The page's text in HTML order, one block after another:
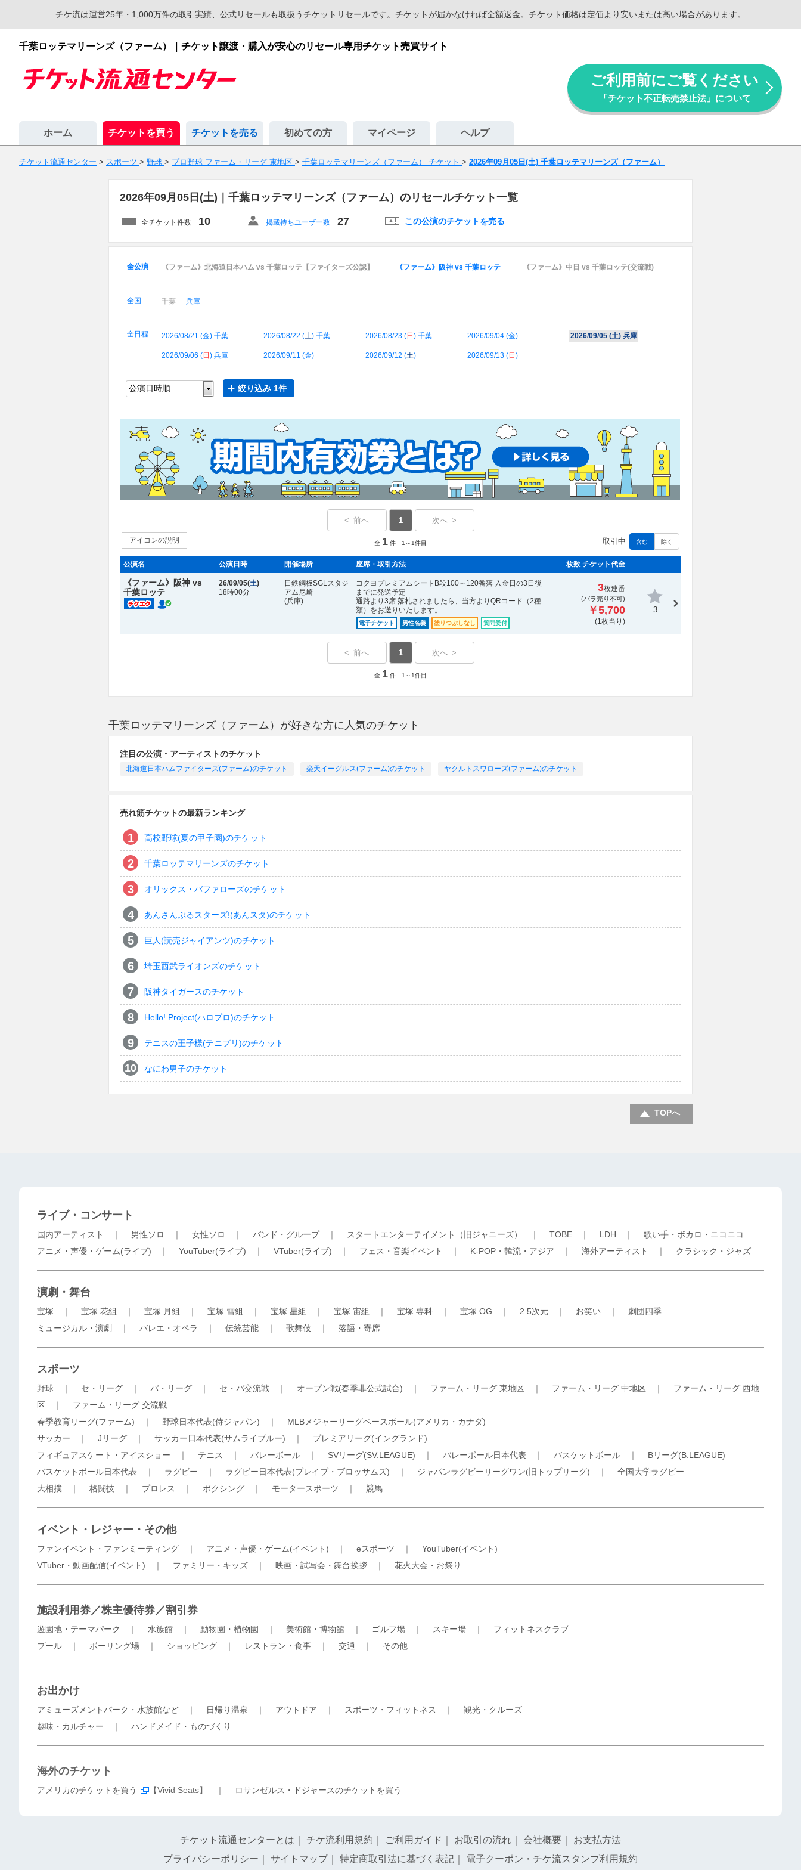
チケ流は運営25年・1,000万件の取引実績、公式リセールも取扱うチケットリセールです。チケットが届かなければ全額返金。チケット価格は定価より安いまたは高い場合があります。
千葉ロッテマリーンズ（ファーム）｜チケット譲渡・購入が安心のリセール専用チケット売買サイト
ご利用前にご覧ください
「チケット不正転売禁止法」について
ホーム チケットを買う チケットを売る 初めての方 マイページ ヘルプ
チケット流通センター > スポーツ > 野球 > プロ野球 ファーム・リーグ 東地区 > 千葉ロッテマリーンズ（ファーム） チケット > 2026年09月05日(土) 千葉ロッテマリーンズ（ファーム）
2026年09月05日(土)｜千葉ロッテマリーンズ（ファーム）のリセールチケット一覧
全チケット件数 10 掲載待ちユーザー数 27 この公演のチケットを売る
全公演 《ファーム》北海道日本ハム vs 千葉ロッテ【ファイターズ公認】 《ファーム》阪神 vs 千葉ロッテ 《ファーム》中日 vs 千葉ロッテ(交流戦)
全国 千葉 兵庫
全日程 2026/08/21 (金) 千葉 2026/08/22 (土) 千葉 2026/08/23 (日 ) 千葉 2026/09/04 (金) 2026/09/05 (土) 兵庫
2026/09/06 (日 ) 兵庫 2026/09/11 (金) 2026/09/12 (土) 2026/09/13 (日 )
絞り込み 1件
アイコンの説明 取引中 含む 除く
< 前へ 1 次へ >
全 1 件 1～1件目
公演名 公演日時 開催場所 座席・取引方法 枚数 チケット代金
《ファーム》阪神 vs
千葉ロッテ
26/09/05(土)
18時00分
日鉄鋼板SGLスタジ
アム尼崎
(兵庫)
コクヨプレミアムシートB段100～120番落 入金日の3日後
までに発送予定
通路より3席 落札されましたら、当方よりQRコード（2種
類）をお送りいたします。...
電子チケット 男性名義 塗りつぶしなし 質問受付
3枚連番
(バラ売り不可)
￥5,700
(1枚当り)
3
< 前へ 1 次へ >
全 1 件 1～1件目
千葉ロッテマリーンズ（ファーム）が好きな方に人気のチケット
注目の公演・アーティストのチケット
北海道日本ハムファイターズ(ファーム)のチケット 楽天イーグルス(ファーム)のチケット ヤクルトスワローズ(ファーム)のチケット
売れ筋チケットの最新ランキング
高校野球(夏の甲子園)のチケット
千葉ロッテマリーンズのチケット
オリックス・バファローズのチケット
あんさんぶるスターズ!(あんスタ)のチケット
巨人(読売ジャイアンツ)のチケット
埼玉西武ライオンズのチケット
阪神タイガースのチケット
Hello! Project(ハロプロ)のチケット
テニスの王子様(テニプリ)のチケット
なにわ男子のチケット
TOPへ
ライブ・コンサート
国内アーティスト ｜ 男性ソロ ｜ 女性ソロ ｜ バンド・グループ｜ スタートエンターテイメント（旧ジャニーズ） ｜ TOBE ｜ LDH ｜ 歌い手・ボカロ・ニコニコ
アニメ・声優・ゲーム(ライブ) ｜ YouTuber(ライブ) ｜ VTuber(ライブ) ｜ フェス・音楽イベント ｜ K-POP・韓流・アジア ｜ 海外アーティスト ｜ クラシック・ジャズ
演劇・舞台
宝塚 ｜ 宝塚 花組 ｜ 宝塚 月組 ｜ 宝塚 雪組 ｜ 宝塚 星組 ｜ 宝塚 宙組 ｜ 宝塚 専科 ｜ 宝塚 OG ｜ 2.5次元 ｜ お笑い ｜ 劇団四季
ミュージカル・演劇
｜ バレエ・オペラ ｜ 伝統芸能 ｜ 歌舞伎 ｜ 落語・寄席
スポーツ
野球 ｜ セ・リーグ ｜ パ・リーグ ｜ セ・パ交流戦 ｜ オープン戦(春季非公式試合) ｜ ファーム・リーグ 東地区 ｜ ファーム・リーグ 中地区 ｜ ファーム・リーグ 西地
区 ｜ ファーム・リーグ 交流戦
春季教育リーグ(ファーム) ｜ 野球日本代表(侍ジャパン) ｜ MLBメジャーリーグベースボール(アメリカ・カナダ)
サッカー ｜ Jリーグ ｜ サッカー日本代表(サムライブルー) ｜ プレミアリーグ(イングランド)
フィギュアスケート・アイスショー ｜ テニス ｜ バレーボール ｜ SVリーグ(SV.LEAGUE) ｜ バレーボール日本代表 ｜ バスケットボール ｜ Bリーグ(B.LEAGUE)
バスケットボール日本代表 ｜ ラグビー ｜ ラグビー日本代表(ブレイブ・ブロッサムズ) ｜ ジャパンラグビーリーグワン(旧トップリーグ) ｜ 全国大学ラグビー
大相撲 ｜ 格闘技 ｜ プロレス ｜ ボクシング ｜ モータースポーツ ｜ 競馬
イベント・レジャー・その他
ファンイベント・ファンミーティング ｜ アニメ・声優・ゲーム(イベント) ｜ eスポーツ ｜ YouTuber(イベント)
VTuber・動画配信(イベント) ｜ ファミリー・キッズ ｜ 映画・試写会・舞台挨拶 ｜ 花火大会・お祭り
施設利用券／株主優待券／割引券
遊園地・テーマパーク ｜ 水族館 ｜ 動物園・植物園 ｜ 美術館・博物館 ｜ ゴルフ場 ｜ スキー場 ｜ フィットネスクラブ
プール ｜ ボーリング場 ｜ ショッピング ｜ レストラン・食事 ｜ 交通 ｜ その他
お出かけ
アミューズメントパーク・水族館など ｜ 日帰り温泉 ｜ アウトドア ｜ スポーツ・フィットネス ｜ 観光・クルーズ
趣味・カルチャー ｜ ハンドメイド・ものづくり
海外のチケット
アメリカのチケットを買う 【Vivid Seats】 ｜ ロサンゼルス・ドジャースのチケットを買う
チケット流通センターとは チケ流利用規約 ご利用ガイド お取引の流れ 会社概要
お支払方法
プライバシーポリシー
サイトマップ｜ 特定商取引法に基づく表記 電子クーポン・チケ流スタンプ利用規約